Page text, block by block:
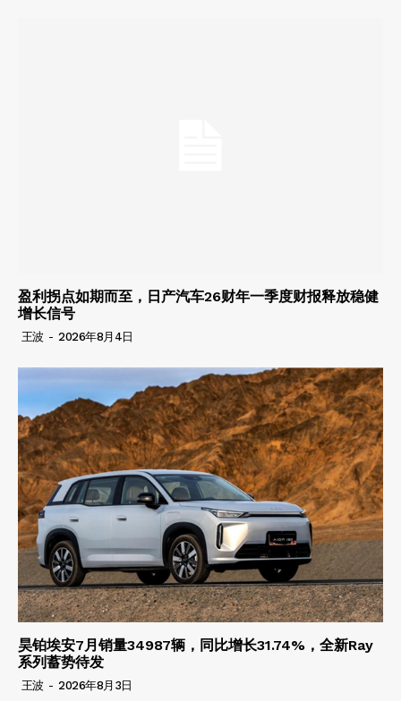
盈利拐点如期而至，日产汽车26财年一季度财报释放稳健
增长信号
王波 - 2026年8月4日
昊铂埃安7月销量34987辆，同比增长31.74%，全新Ray
系列蓄势待发
王波 - 2026年8月3日